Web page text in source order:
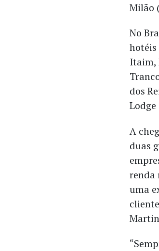
Milão
No
hotéis
Itaim,
dos
Lodge
A
duas
renda
uma